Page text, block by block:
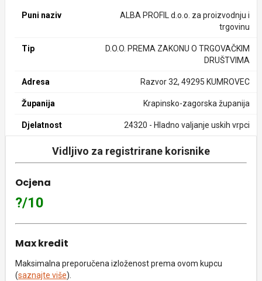
Puni naziv
ALBA PROFIL d.o.o. za proizvodnju i
trgovinu
Tip
D.O.O. PREMA ZAKONU O TRGOVAČKIM
DRUŠTVIMA
Adresa Razvor 32, 49295 KUMROVEC
Županija Krapinsko-zagorska županija
Djelatnost 24320 - Hladno valjanje uskih vrpci
Vidljivo za registrirane korisnike
Ocjena
?/10
Max kredit
Maksimalna preporučena izloženost prema ovom kupcu
(saznajte više).